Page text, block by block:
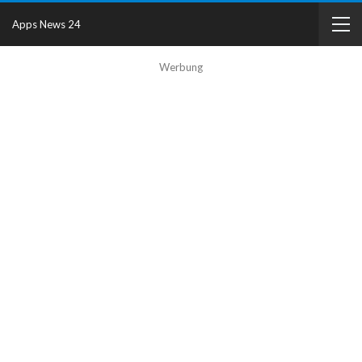
Werbung
Apps News 24